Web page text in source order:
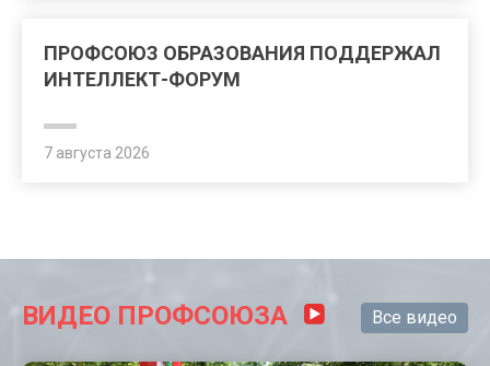
ПРОФСОЮЗ ОБРАЗОВАНИЯ ПОДДЕРЖАЛ
ИНТЕЛЛЕКТ-ФОРУМ
7 августа 2026
ВИДЕО ПРОФСОЮЗА Все видео